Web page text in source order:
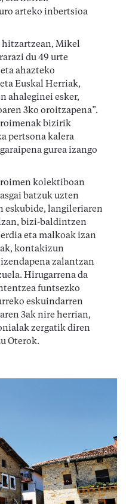
arteko inbertsioa
hitzartzean, Mikel
du 49 urte
ahazteko
Euskal Herriak,
ahaleginei esker,
3ko oroitzapena”.
bizirik
pertsona kalera
gurea izango
kolektiboan
batzuk uzten
eskubide, langileriaren
bizi-baldintzen
eta malkoak izan
kontakizun
zalantzan
Hirugarrena da
funtsezko
eskuindarren
3ak nire herrian,
zergatik diren
Oterok.